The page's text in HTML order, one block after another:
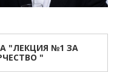
"ЛЕКЦИЯ №1 ЗА
"